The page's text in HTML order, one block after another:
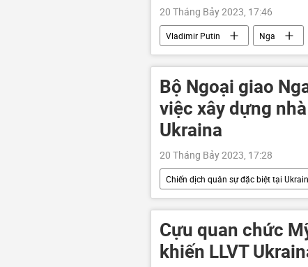
20 Tháng Bảy 2023, 17:46
Vladimir Putin Nga
Trung Quốc
Thế giới
Bộ Ngoại giao
việc xây dựng
Ukraina
20 Tháng Bảy 2023, 17:28
Chiến dịch quân sự đặc biệt tại
Cuộc khủng hoảng ở Ukraina
Cựu quan chức
khiến LLVT